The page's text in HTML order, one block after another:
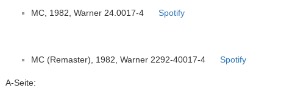
MC, 1982, Warner 24.0017-4 Spotify
MC (Remaster), 1982, Warner 2292-40017-4 Spotify
A-Seite: